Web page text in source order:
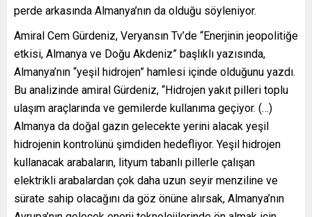
perde arkasında Almanya’nın da olduğu söyleniyor.
Amiral Cem Gürdeniz, Veryansın Tv’de “Enerjinin jeopolitiğe
etkisi, Almanya ve Doğu Akdeniz” başlıklı yazısında,
Almanya’nın “yeşil hidrojen” hamlesi içinde olduğunu yazdı.
Bu analizinde amiral Gürdeniz, “Hidrojen yakıt pilleri toplu
ulaşım araçlarında ve gemilerde kullanıma geçiyor. (…)
Almanya da doğal gazın gelecekte yerini alacak yeşil
hidrojenin kontrolünü şimdiden hedefliyor. Yeşil hidrojen
kullanacak arabaların, lityum tabanlı pillerle çalışan
elektrikli arabalardan çok daha uzun seyir menziline ve
sürate sahip olacağını da göz önüne alırsak, Almanya’nın